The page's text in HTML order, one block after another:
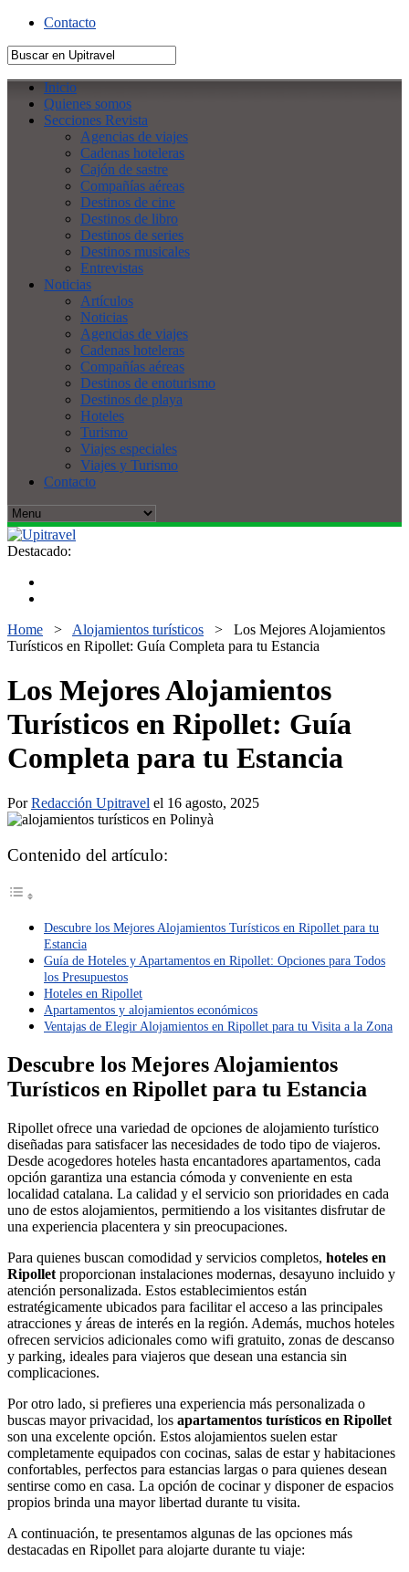
Contacto
Inicio
Quienes somos
Secciones Revista
Agencias de viajes
Cadenas hoteleras
Cajón de sastre
Compañías aéreas
Destinos de cine
Destinos de libro
Destinos de series
Destinos musicales
Entrevistas
Noticias
Artículos
Noticias
Agencias de viajes
Cadenas hoteleras
Compañías aéreas
Destinos de enoturismo
Destinos de playa
Hoteles
Turismo
Viajes especiales
Viajes y Turismo
Contacto
Destacado:
Home > Alojamientos turísticos > Los Mejores Alojamientos
Turísticos en Ripollet: Guía Completa para tu Estancia
Los Mejores Alojamientos
Turísticos en Ripollet: Guía
Completa para tu Estancia
PorRedacción Upitravel el 16 agosto, 2025
Contenido del artículo:
Descubre los Mejores Alojamientos Turísticos en Ripollet para tu
Estancia
Guía de Hoteles y Apartamentos en Ripollet: Opciones para Todos
los Presupuestos
Hoteles en Ripollet
Apartamentos y alojamientos económicos
Ventajas de Elegir Alojamientos en Ripollet para tu Visita a la Zona
Descubre los Mejores Alojamientos
Turísticos en Ripollet para tu Estancia
Ripollet ofrece una variedad de opciones de alojamiento turístico
diseñadas para satisfacer las necesidades de todo tipo de viajeros.
Desde acogedores hoteles hasta encantadores apartamentos, cada
opción garantiza una estancia cómoda y conveniente en esta
localidad catalana. La calidad y el servicio son prioridades en cada
uno de estos alojamientos, permitiendo a los visitantes disfrutar de
una experiencia placentera y sin preocupaciones.
Para quienes buscan comodidad y servicios completos, hoteles en
Ripollet proporcionan instalaciones modernas, desayuno incluido y
atención personalizada. Estos establecimientos están
estratégicamente ubicados para facilitar el acceso a las principales
atracciones y áreas de interés en la región. Además, muchos hoteles
ofrecen servicios adicionales como wifi gratuito, zonas de descanso
y parking, ideales para viajeros que desean una estancia sin
complicaciones.
Por otro lado, si prefieres una experiencia más personalizada o
buscas mayor privacidad, los apartamentos turísticos en Ripollet
son una excelente opción. Estos alojamientos suelen estar
completamente equipados con cocinas, salas de estar y habitaciones
confortables, perfectos para estancias largas o para quienes desean
sentirse como en casa. La opción de cocinar y disponer de espacios
propios brinda una mayor libertad durante tu visita.
A continuación, te presentamos algunas de las opciones más
destacadas en Ripollet para alojarte durante tu viaje: